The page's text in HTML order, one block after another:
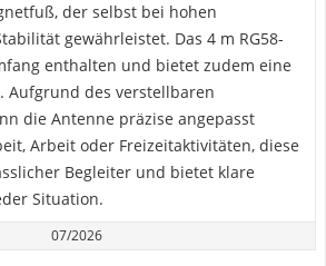
der selbst bei hohen
gewährleistet. Das 4 m RG58-
enthalten und bietet zudem eine
Aufgrund des verstellbaren
die Antenne präzise angepasst
Arbeit oder Freizeitaktivitäten, diese
Begleiter und bietet klare
Situation.
07/2026